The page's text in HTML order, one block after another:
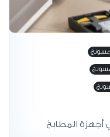
أجهزة المطابخ